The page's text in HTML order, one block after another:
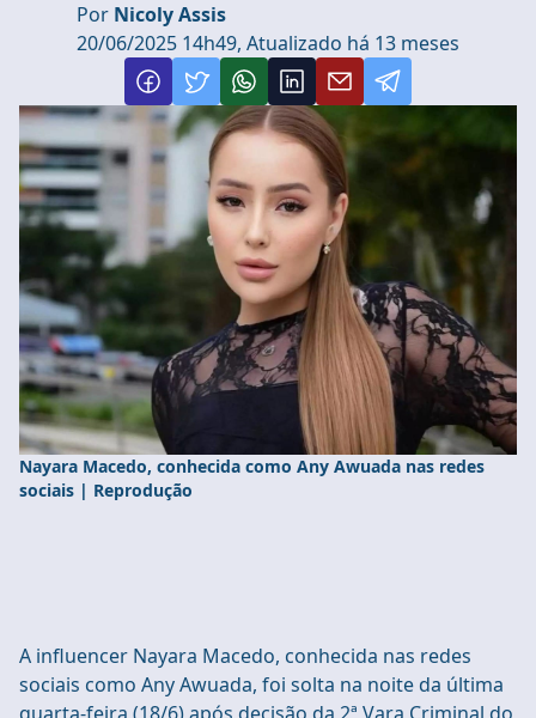
Por Nicoly Assis
20/06/2025 14h49, Atualizado há 13 meses
Nayara Macedo, conhecida como Any Awuada nas redes
sociais | Reprodução
A influencer Nayara Macedo, conhecida nas redes
sociais como Any Awuada, foi solta na noite da última